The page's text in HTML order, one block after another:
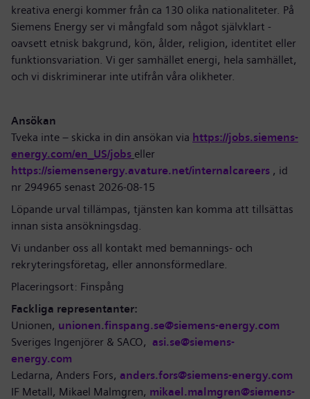
kreativa energi kommer från ca 130 olika nationaliteter. På
Siemens Energy ser vi mångfald som något självklart -
oavsett etnisk bakgrund, kön, ålder, religion, identitet eller
funktionsvariation. Vi ger samhället energi, hela samhället,
och vi diskriminerar inte utifrån våra olikheter.
Ansökan
Tveka inte – skicka in din ansökan via https://jobs.siemens-
energy.com/en_US/jobs eller
https://siemensenergy.avature.net/internalcareers , id
nr 294965 senast 2026-08-15
Löpande urval tillämpas, tjänsten kan komma att tillsättas
innan sista ansökningsdag.
Vi undanber oss all kontakt med bemannings- och
rekryteringsföretag, eller annonsförmedlare.
Placeringsort: Finspång
Fackliga representanter:
Unionen, unionen.finspang.se@siemens-energy.com
Sveriges Ingenjörer & SACO, asi.se@siemens-
energy.com
Ledarna, Anders Fors, anders.fors@siemens-energy.com
IF Metall, Mikael Malmgren, mikael.malmgren@siemens-